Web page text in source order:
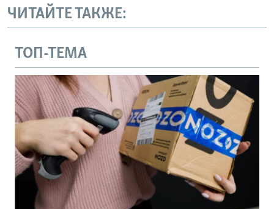
ЧИТАЙТЕ ТАКЖЕ:
ТОП-ТЕМА